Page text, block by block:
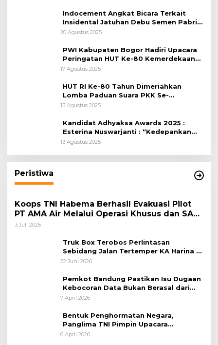
Indocement Angkat Bicara Terkait
Insidental Jatuhan Debu Semen Pabrik
Citeureup
20 Agustus 2025
PWI Kabupaten Bogor Hadiri Upacara
Peringatan HUT Ke-80 Kemerdekaan
RI, di Lapangan Tegar Beriman
17 Agustus 2025
HUT RI Ke-80 Tahun Dimeriahkan
Lomba Paduan Suara PKK Se-
Kabupaten Bogor
13 Agustus 2025
Kandidat Adhyaksa Awards 2025 :
Esterina Nuswarjanti : “Kedepankan
Keadilan Restoratif Wujudkan
13 Agustus 2025
Peristiwa
Koops TNI Habema Berhasil Evakuasi Pilot
PT AMA Air Melalui Operasi Khusus dan SAR
Taktis
3 Juli 2026
Truk Box Terobos Perlintasan
Sebidang Jalan Tertemper KA Harina di
Jalan Stasiun Poncol-Jrakah Semarang
22 Juni 2026
Pemkot Bandung Pastikan Isu Dugaan
Kebocoran Data Bukan Berasal dari
Server Disdukcapil
7 April 2026
Bentuk Penghormatan Negara,
Panglima TNI Pimpin Upacara
Pemakaman Militer
6 April 2026